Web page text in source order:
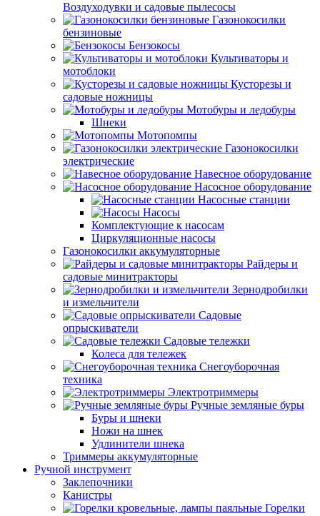
Воздуходувки и садовые пылесосы
Газонокосилки
бензиновые
Бензокосы
Культиваторы и
мотоблоки
Кусторезы и
садовые ножницы
Мотобуры и ледобуры
Шнеки
Мотопомпы
Газонокосилки
электрические
Навесное оборудование
Насосное оборудование
Насосные станции
Насосы
Комплектующие к насосам
Циркуляционные насосы
Газонокосилки аккумуляторные
Райдеры и
садовые минитракторы
Зернодробилки
и измельчители
Садовые
опрыскиватели
Садовые тележки
Колеса для тележек
Снегоуборочная
техника
Электротриммеры
Ручные земляные буры
Буры и шнеки
Ножи на шнек
Удлинители шнека
Триммеры аккумуляторные
Ручной инструмент
Заклепочники
Канистры
Горелки